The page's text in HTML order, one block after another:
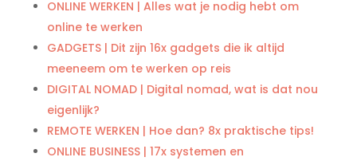
ONLINE WERKEN | Alles wat je nodig hebt om
online te werken
GADGETS | Dit zijn 16x gadgets die ik altijd
meeneem om te werken op reis
DIGITAL NOMAD | Digital nomad, wat is dat nou
eigenlijk?
REMOTE WERKEN | Hoe dan? 8x praktische tips!
ONLINE BUSINESS | 17x systemen en